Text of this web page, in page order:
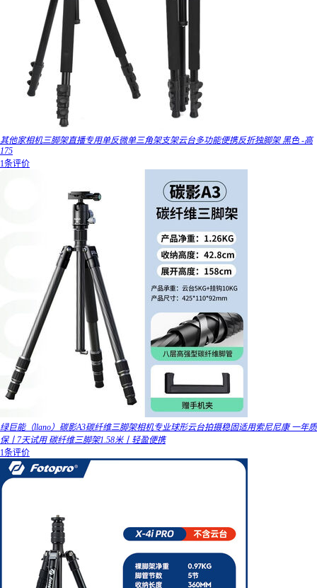
其他家相机三脚架直播专用单反微单三角架支架云台多功能便携反折独脚架 黑色 -高
175
1条评价
绿巨能（llano）碳影A3碳纤维三脚架相机专业球形云台拍摄稳固适用索尼尼康 一年质
保丨7天试用 碳纤维三脚架1.58米丨轻盈便携
1条评价